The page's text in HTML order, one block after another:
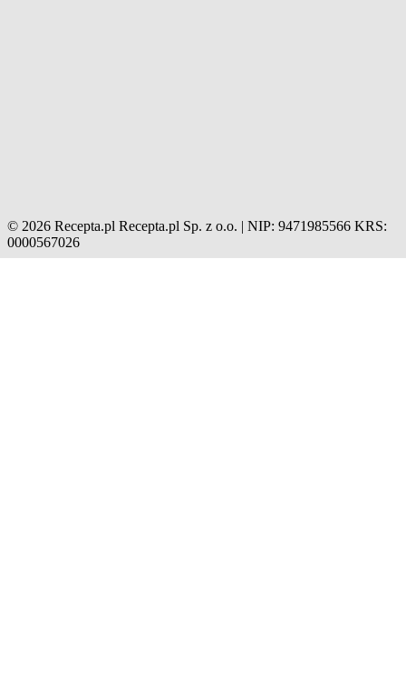
© 2026 Recepta.pl Recepta.pl Sp. z o.o. | NIP: 9471985566 KRS:
0000567026